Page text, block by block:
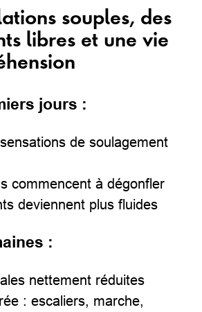
souples, des
libres et une vie
jours :
de soulagement
commencent à dégonfler
deviennent plus fluides
:
nettement réduites
: escaliers, marche,